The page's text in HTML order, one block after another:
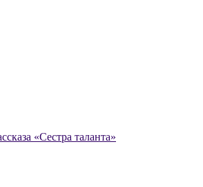
«Сестра таланта»